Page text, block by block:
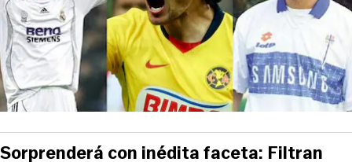
Sorprenderá con inédita faceta: Filtran